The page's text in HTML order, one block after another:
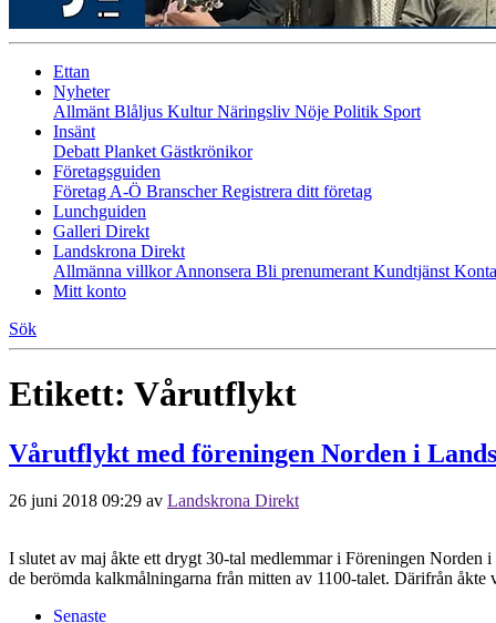
Ettan
Nyheter
Allmänt Blåljus KulturNäringsliv Nöje Politik Sport
Insänt
Debatt Planket Gästkrönikor
Företagsguiden
Företag A-Ö BranscherRegistrera ditt företag
Lunchguiden
Galleri Direkt
Landskrona Direkt
Allmänna villkorAnnonsera Bli prenumerant Kundtjänst
Mitt konto
Sök
Etikett: Vårutflykt
Vårutflykt med föreningen Norden i
26 juni 2018 09:29 av Landskrona Direkt
I slutet av maj åkte ett drygt 30-tal medlemmar i Föreningen Norden
de berömda kalkmålningarna från mitten av 1100-talet. Därifrån
Senaste